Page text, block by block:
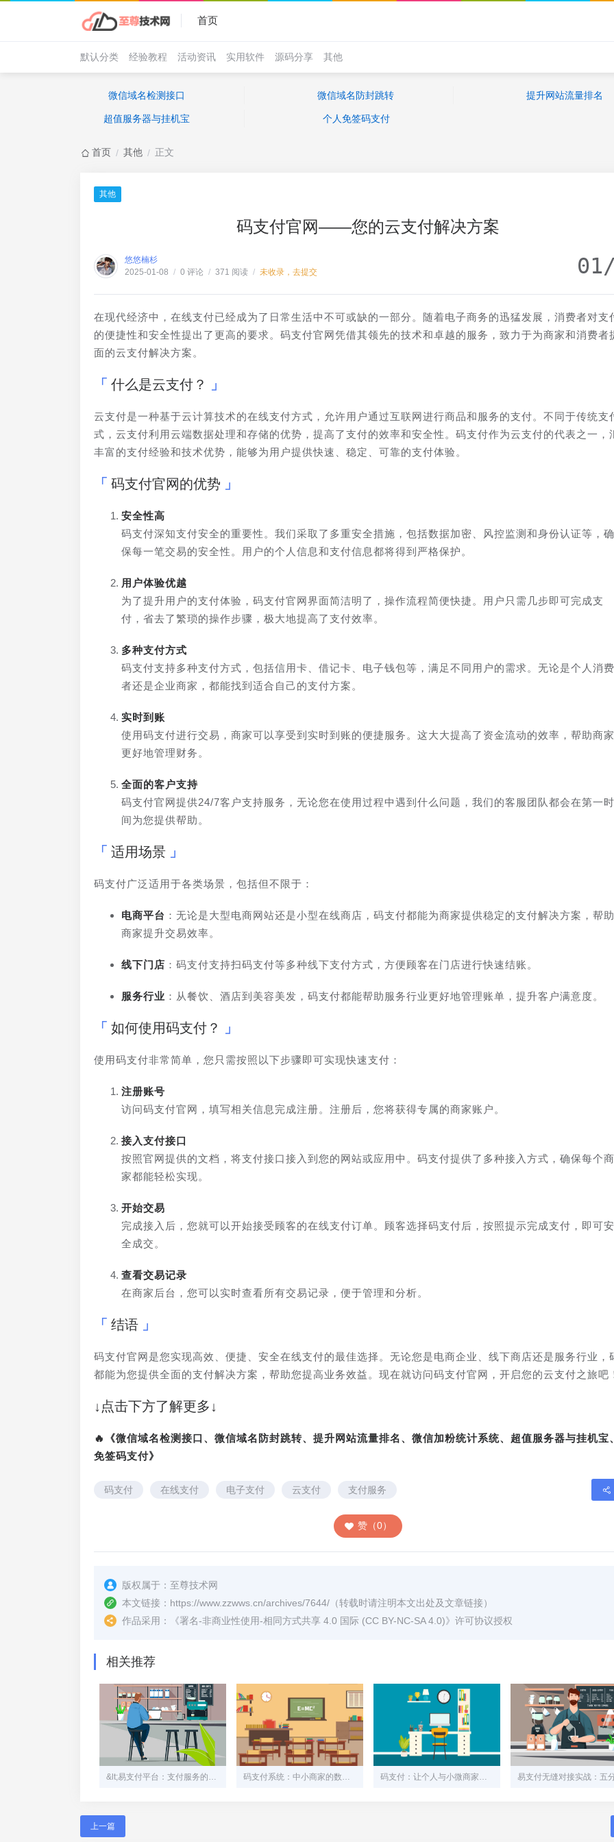
首页
默认分类 经验教程 活动资讯 实用软件 源码分享 其他
微信域名检测接口 微信域名防封跳转 提升网站流量排名
超值服务器与挂机宝 个人免签码支付
首页 / 其他 / 正文
其他
码支付官网——您的云支付解决方案
悠悠楠杉
2025-01-08 / 0 评论 / 371 阅读 / 未收录，去提交
在现代经济中，在线支付已经成为了日常生活中不可或缺的一部分。随着电子商务的迅猛发展，消费者对支
的便捷性和安全性提出了更高的要求。码支付官网凭借其领先的技术和卓越的服务，致力于为商家和消费者
面的云支付解决方案。
什么是云支付？
云支付是一种基于云计算技术的在线支付方式，允许用户通过互联网进行商品和服务的支付。不同于传统支
式，云支付利用云端数据处理和存储的优势，提高了支付的效率和安全性。码支付作为云支付的代表之一，
丰富的支付经验和技术优势，能够为用户提供快速、稳定、可靠的支付体验。
码支付官网的优势
安全性高
码支付深知支付安全的重要性。我们采取了多重安全措施，包括数据加密、风控监测和身份认证等，确
保每一笔交易的安全性。用户的个人信息和支付信息都将得到严格保护。
用户体验优越
为了提升用户的支付体验，码支付官网界面简洁明了，操作流程简便快捷。用户只需几步即可完成支
付，省去了繁琐的操作步骤，极大地提高了支付效率。
多种支付方式
码支付支持多种支付方式，包括信用卡、借记卡、电子钱包等，满足不同用户的需求。无论是个人消费
者还是企业商家，都能找到适合自己的支付方案。
实时到账
使用码支付进行交易，商家可以享受到实时到账的便捷服务。这大大提高了资金流动的效率，帮助商家
更好地管理财务。
全面的客户支持
码支付官网提供24/7客户支持服务，无论您在使用过程中遇到什么问题，我们的客服团队都会在第一时
间为您提供帮助。
适用场景
码支付广泛适用于各类场景，包括但不限于：
电商平台 ：无论是大型电商网站还是小型在线商店，码支付都能为商家提供稳定的支付解决方案，帮助
商家提升交易效率。
线下门店 ：码支付支持扫码支付等多种线下支付方式，方便顾客在门店进行快速结账。
服务行业 ：从餐饮、酒店到美容美发，码支付都能帮助服务行业更好地管理账单，提升客户满意度。
如何使用码支付？
使用码支付非常简单，您只需按照以下步骤即可实现快速支付：
注册账号
访问码支付官网，填写相关信息完成注册。注册后，您将获得专属的商家账户。
接入支付接口
按照官网提供的文档，将支付接口接入到您的网站或应用中。码支付提供了多种接入方式，确保每个商
家都能轻松实现。
开始交易
完成接入后，您就可以开始接受顾客的在线支付订单。顾客选择码支付后，按照提示完成支付，即可安
全成交。
查看交易记录
在商家后台，您可以实时查看所有交易记录，便于管理和分析。
结语
码支付官网是您实现高效、便捷、安全在线支付的最佳选择。无论您是电商企业、线下商店还是服务行业，
都能为您提供全面的支付解决方案，帮助您提高业务效益。现在就访问码支付官网，开启您的云支付之旅吧
↓点击下方了解更多↓
🔥《微信域名检测接口、微信域名防封跳转、提升网站流量排名、微信加粉统计系统、超值服务器与挂机宝
免签码支付》
码支付 在线支付 电子支付 云支付 支付服务
赞（0）
版权属于： 至尊技术网
本文链接： https://www.zzwws.cn/archives/7644/ （转载时请注明本文出处及文章链接）
作品采用：
《署名-非商业性使用-相同方式共享 4.0 国际 (CC BY-NC-SA 4.0)》许可协议授权
相关推荐
&lt;易支付平台：支付服务的革新之路> 码支付系统：中小商家的数字化收款利器与实战指南 码支付：让个人与小微商家的收款难题迎刃而解
上一篇